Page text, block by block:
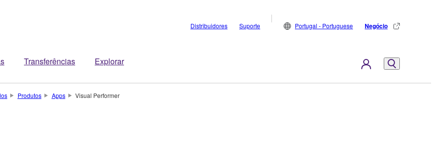
Transferências Explorar
Distribuidores Suporte Portugal - Portuguese Negócio
Produtos Apps Visual Performer